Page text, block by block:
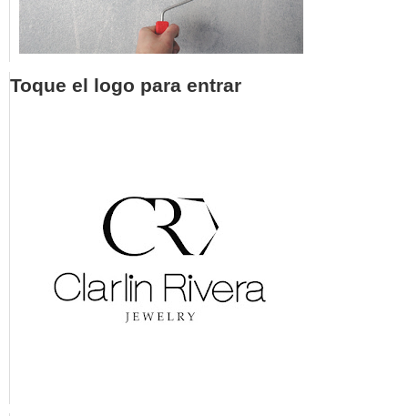
Toque el logo para entrar